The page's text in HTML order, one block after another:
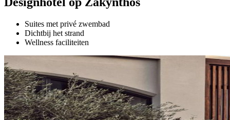
Suites met privé zwembad
Dichtbij het strand
Wellness faciliteiten